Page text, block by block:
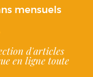
mensuels
d'articles
en ligne toute